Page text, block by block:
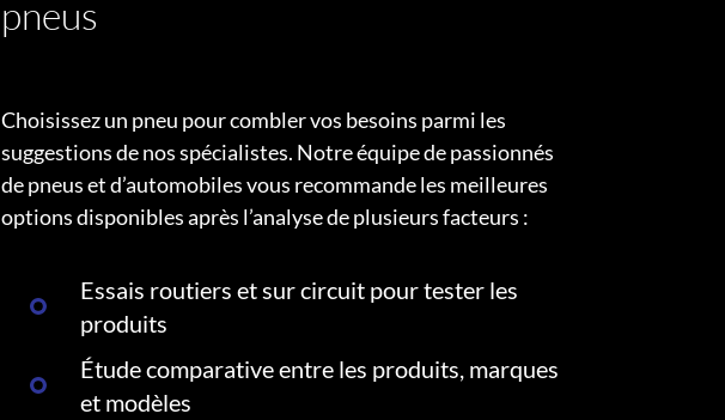
pneus
Choisissez un pneu pour combler vos besoins parmi les
suggestions de nos spécialistes. Notre équipe de passionnés
de pneus et d’automobiles vous recommande les meilleures
options disponibles après l’analyse de plusieurs facteurs :
Essais routiers et sur circuit pour tester les
produits
Étude comparative entre les produits, marques
et modèles